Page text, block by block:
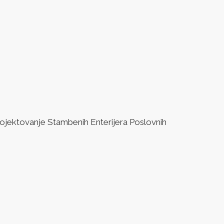
Stambenih Enterijera Poslovnih